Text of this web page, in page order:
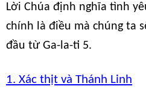
Lời Chúa định nghĩa tình
chính là điều mà chúng ta
đầu từ Ga-la-ti 5.
1. Xác thịt và Thánh Linh